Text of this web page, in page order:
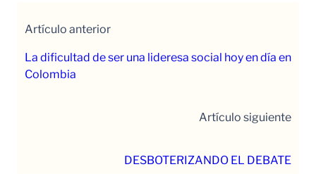
Artículo anterior
La dificultad de ser una lideresa social hoy en día en
Colombia
Artículo siguiente
DESBOTERIZANDO EL DEBATE